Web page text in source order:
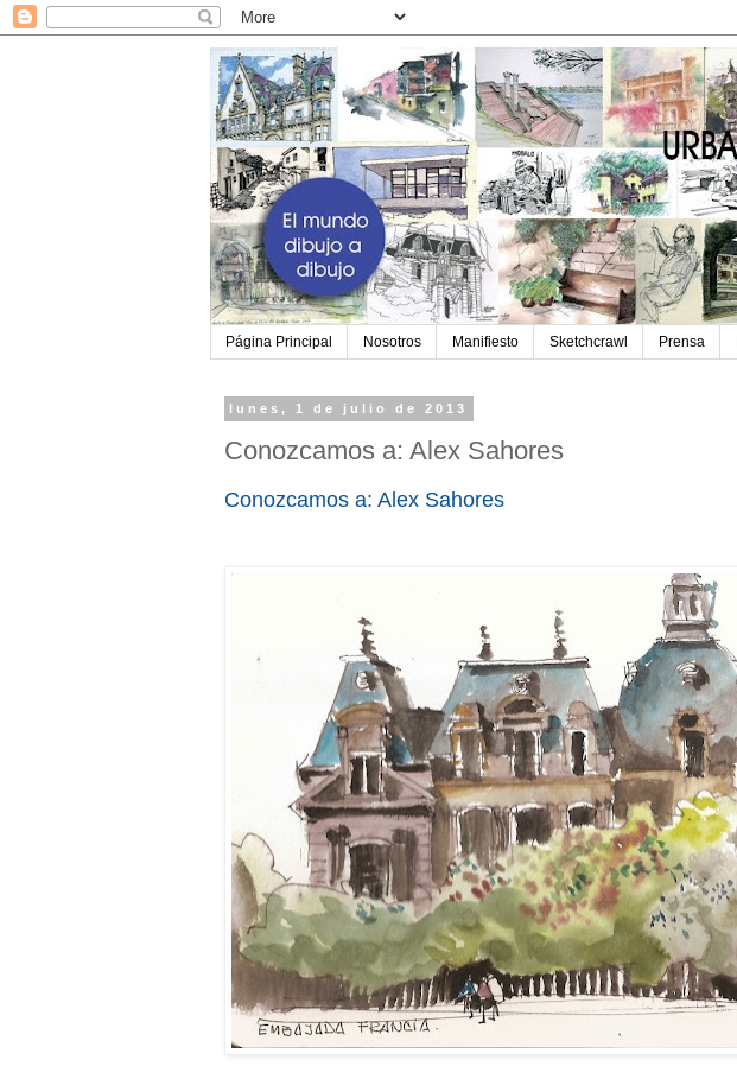
Página Principal Nosotros Manifiesto Sketchcrawl Prensa
lunes, 1 de julio de 2013
Conozcamos a: Alex Sahores
Conozcamos a: Alex Sahores